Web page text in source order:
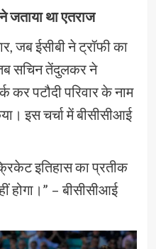
था एतराज
जब ईसीबी ने ट्रॉफी का
सचिन तेंदुलकर ने
कर पटौदी परिवार के नाम
इस चर्चा में बीसीसीआई
इतिहास का प्रतीक
होगा।” – बीसीसीआई